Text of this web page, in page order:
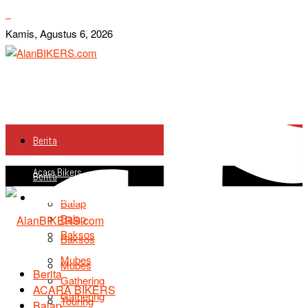
Kamis, Agustus 6, 2026
Berita
Acara Bikers
Balap
Baksos
Mubes
Gathering
Berita
Acara Bikers
Balap
Baksos
Mubes
Gathering
Touring
Berita
ACARA BIKERS